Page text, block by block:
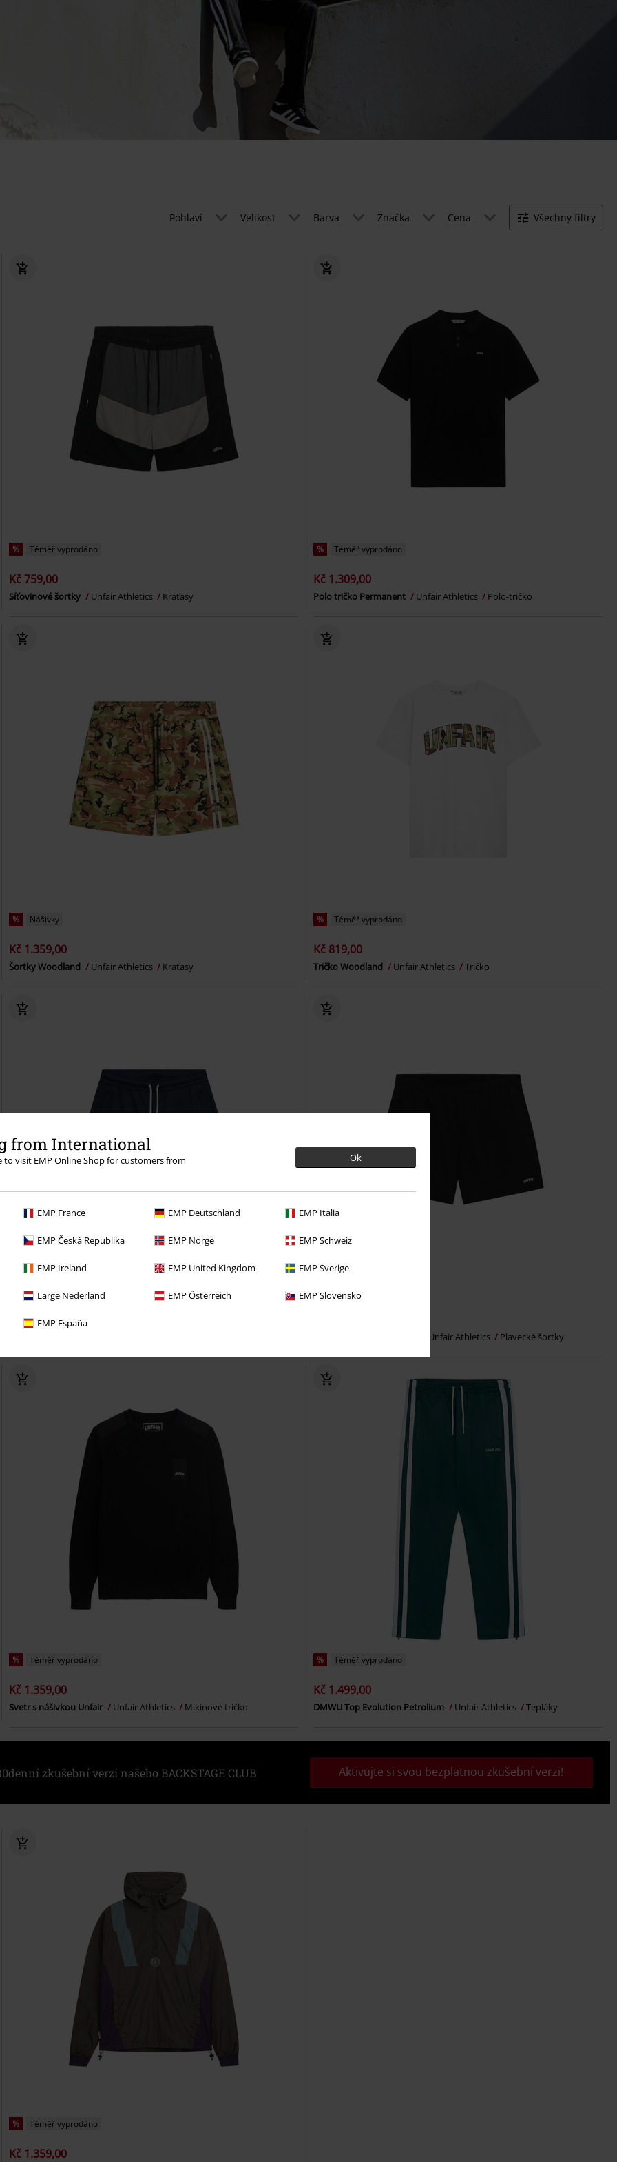
from International
to visit EMP Online Shop for customers from Ok
EMP France EMP Deutschland EMP Italia
EMP Česká Republika EMP Norge EMP Schweiz
EMP Ireland EMP United Kingdom EMP Sverige
Large Nederland EMP Österreich EMP Slovensko
EMP España
Pohlaví Velikost Barva Značka Cena Všechny filtry
% Téměř vyprodáno
Kč 759,00
Síťovinové šortky Unfair Athletics Kraťasy
% Téměř vyprodáno
Kč 1.309,00
Polo tričko Permanent Unfair Athletics Polo-tričko
% Nášivky
Kč 1.359,00
Šortky Woodland Unfair Athletics Kraťasy
% Téměř vyprodáno
Kč 819,00
Tričko Woodland Unfair Athletics Tričko
Téměř vyprodáno
Kč 759,00
Téměř vyprodáno
Unfair Athletics Plavecké šortky
% Téměř vyprodáno
Kč 1.359,00
Svetr s nášivkou Unfair Unfair Athletics Mikinové tričko
% Téměř vyprodáno
Kč 1.499,00
DMWU Top Evolution Petrolium Unfair Athletics Tepláky
zkušební verzi našeho BACKSTAGE CLUB Aktivujte si svou bezplatnou zkušební verzi!
% Téměř vyprodáno
Kč 1.359,00